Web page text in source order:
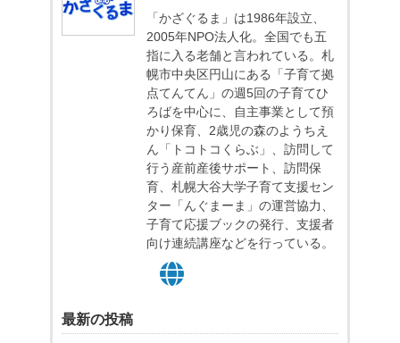
「かざぐるま」は1986年設立、
2005年NPO法人化。全国でも五
指に入る老舗と言われている。札
幌市中央区円山にある「子育て拠
点てんてん」の週5回の子育てひ
ろばを中心に、自主事業として預
かり保育、2歳児の森のようちえ
ん「トコトコくらぶ」、訪問して
行う産前産後サポート、訪問保
育、札幌大谷大学子育て支援セン
ター「んぐまーま」の運営協力、
子育て応援ブックの発行、支援者
向け連続講座などを行っている。
最新の投稿